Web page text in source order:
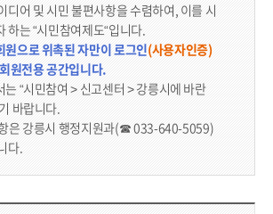
디어 및 시민 불편사항을 수렴하여, 이를 시
하는 “시민참여제도“입니다.
원으로 위촉된 자만이 로그인(사용자인증)
원전용 공간입니다.
는 “시민참여 > 신고센터 > 강릉시에 바란
바랍니다.
은 강릉시 행정지원과(☎ 033-640-5059)
다.